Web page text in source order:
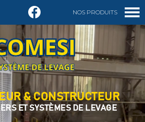
NOS PRODUITS
UN DEVIS
& CONSTRUCTEUR
ET SYSTÈMES DE LEVAGE